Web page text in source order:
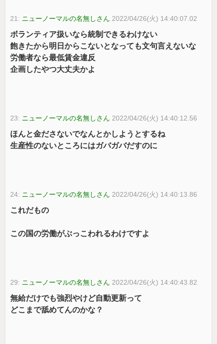
21: ニューノーマルの名無しさん 2022/04/26(火) 14:40:07.02
ボランティア扱いなら統制できるわけない
飽きたから明日からこないとなっても文句言えないな
労働者なら最低賃金違反
企画したやつ大丈夫かよ
23: ニューノーマルの名無しさん 2022/04/26(火) 14:40:12.56
ほんと金ださないでなんとかしようとするね
生産性のないところにはガバガバだすのに
24: ニューノーマルの名無しさん 2022/04/26(火) 14:40:13.86
これだもの
この国の労働がぶっこわれるわけですよ
29: ニューノーマルの名無しさん 2022/04/26(火) 14:40:43.82
無給だけでも強烈やけど自動更新って
どこまで舐めてんのかな？